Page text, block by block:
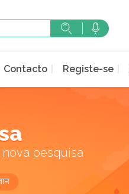
Contacto Registe-se
nova pesquisa